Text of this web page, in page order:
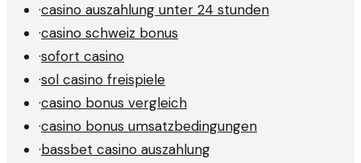
·casino auszahlung unter 24 stunden
·casino schweiz bonus
·sofort casino
·sol casino freispiele
·casino bonus vergleich
·casino bonus umsatzbedingungen
·bassbet casino auszahlung